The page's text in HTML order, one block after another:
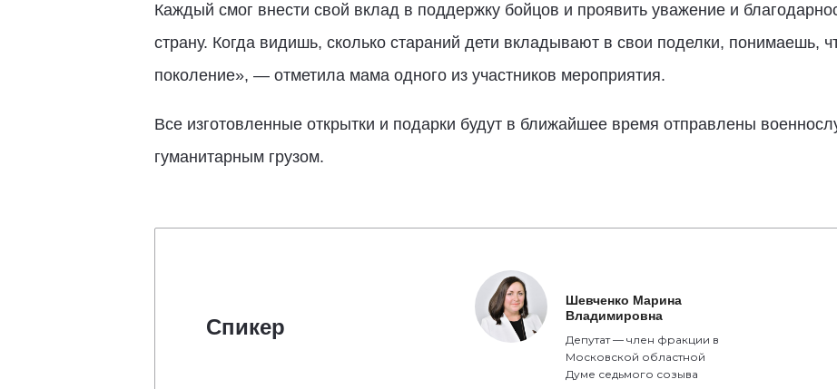
Каждый смог внести свой вклад в поддержку бойцов и проявить уважение и
страну. Когда видишь, сколько стараний дети вкладывают в свои поделки, понимаешь,
поколение», — отметила мама одного из участников мероприятия.
Все изготовленные открытки и подарки будут в ближайшее время отправлены
гуманитарным грузом.
Спикер
Шевченко Марина
Владимировна
Депутат — член фракции в
Московской областной
Думе седьмого созыва